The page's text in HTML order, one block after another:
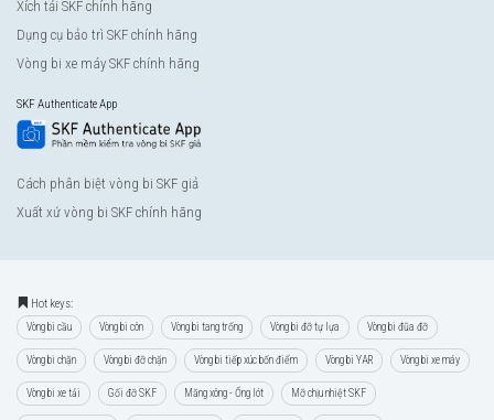
Xích tải SKF chính hãng
Dụng cụ bảo trì SKF chính hãng
Vòng bi xe máy SKF chính hãng
SKF Authenticate App
Cách phân biệt vòng bi SKF giả
Xuất xứ vòng bi SKF chính hãng
Hot keys:
Vòng bi cầu Vòng bi côn Vòng bi tang trống Vòng bi đỡ tự lựa Vòng bi đũa đỡ
Vòng bi chặn Vòng bi đỡ chặn Vòng bi tiếp xúc bốn điểm Vòng bi YAR Vòng bi xe máy
Vòng bi xe tải Gối đỡ SKF Măng xông - Ống lót Mỡ chịu nhiệt SKF